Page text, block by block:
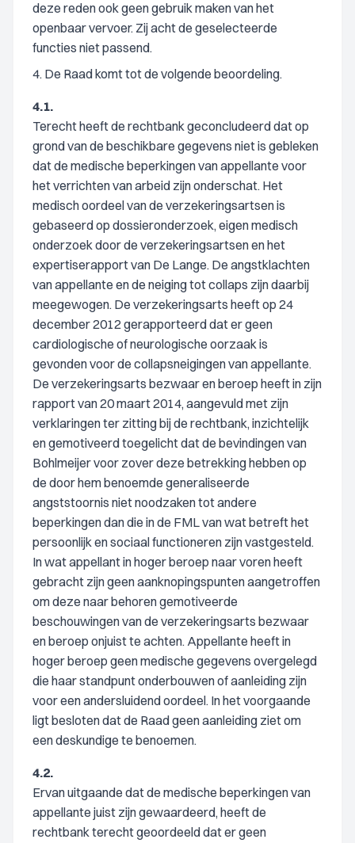
deze reden ook geen gebruik maken van het
openbaar vervoer. Zij acht de geselecteerde
functies niet passend.
4. De Raad komt tot de volgende beoordeling.
4.1.
Terecht heeft de rechtbank geconcludeerd dat op
grond van de beschikbare gegevens niet is gebleken
dat de medische beperkingen van appellante voor
het verrichten van arbeid zijn onderschat. Het
medisch oordeel van de verzekeringsartsen is
gebaseerd op dossieronderzoek, eigen medisch
onderzoek door de verzekeringsartsen en het
expertiserapport van De Lange. De angstklachten
van appellante en de neiging tot collaps zijn daarbij
meegewogen. De verzekeringsarts heeft op 24
december 2012 gerapporteerd dat er geen
cardiologische of neurologische oorzaak is
gevonden voor de collapsneigingen van appellante.
De verzekeringsarts bezwaar en beroep heeft in zijn
rapport van 20 maart 2014, aangevuld met zijn
verklaringen ter zitting bij de rechtbank, inzichtelijk
en gemotiveerd toegelicht dat de bevindingen van
Bohlmeijer voor zover deze betrekking hebben op
de door hem benoemde generaliseerde
angststoornis niet noodzaken tot andere
beperkingen dan die in de FML van wat betreft het
persoonlijk en sociaal functioneren zijn vastgesteld.
In wat appellant in hoger beroep naar voren heeft
gebracht zijn geen aanknopingspunten aangetroffen
om deze naar behoren gemotiveerde
beschouwingen van de verzekeringsarts bezwaar
en beroep onjuist te achten. Appellante heeft in
hoger beroep geen medische gegevens overgelegd
die haar standpunt onderbouwen of aanleiding zijn
voor een andersluidend oordeel. In het voorgaande
ligt besloten dat de Raad geen aanleiding ziet om
een deskundige te benoemen.
4.2.
Ervan uitgaande dat de medische beperkingen van
appellante juist zijn gewaardeerd, heeft de
rechtbank terecht geoordeeld dat er geen